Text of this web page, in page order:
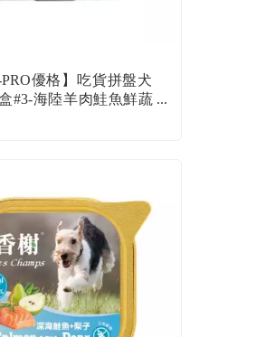
PRO優格】吃貨拼盤犬
#3-海陸羊肉鮭魚鮮蔬